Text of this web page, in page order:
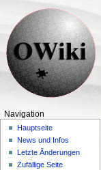
Navigation
Hauptseite
News und Infos
Letzte Änderungen
Zufällige Seite